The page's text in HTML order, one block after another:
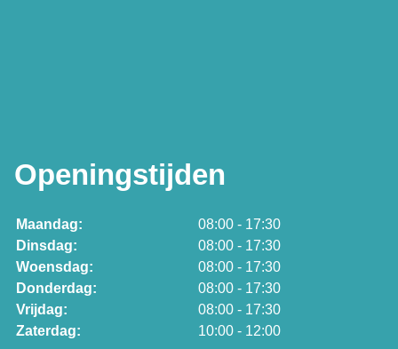
Openingstijden
Maandag:
08:00 - 17:30
Dinsdag:
08:00 - 17:30
Woensdag:
08:00 - 17:30
Donderdag:
08:00 - 17:30
Vrijdag:
08:00 - 17:30
Zaterdag:
10:00 - 12:00